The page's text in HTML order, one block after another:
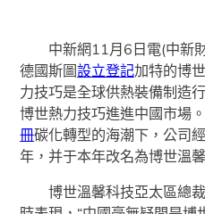
中新網11月6日電(中新
德國斯圖設立登記加特的博
力技巧是全球供熱裝備制造
博世熱力技巧進進中國市場
冊碳化轉型的海潮下，公司
年，并于本年改名為博世溫
博世溫馨科技亞太區總裁